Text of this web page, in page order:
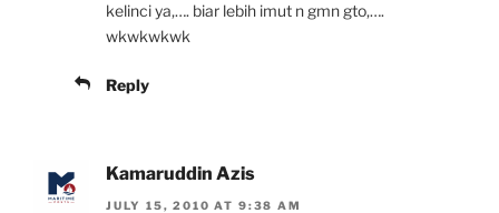
kelinci ya,…. biar lebih imut n gmn gto,….
wkwkwkwk
Reply
Kamaruddin Azis
JULY 15, 2010 AT 9:38 AM